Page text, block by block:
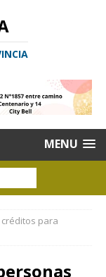
MENU
para